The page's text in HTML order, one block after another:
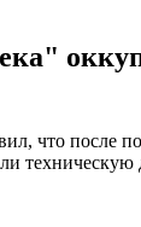
что после